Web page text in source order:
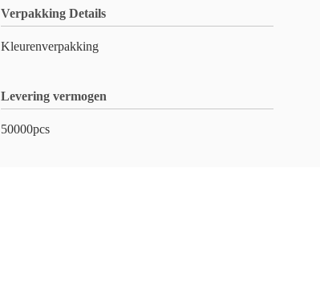
Verpakking Details
Kleurenverpakking
Levering vermogen
50000pcs